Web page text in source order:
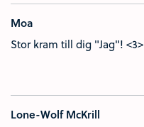
Moa
Stor kram till dig "Jag"! <3>
Lone-Wolf McKrill